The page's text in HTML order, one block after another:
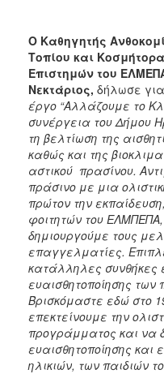
Ο Καθηγητής
Τοπίου και
Επιστημών του
Νεκτάριος, δήλωσε
έργο “Αλλάζουμε το
συνέργεια του Δήμου
τη βελτίωση της
καθώς και της
αστικού πρασίνου.
πράσινο με μια
πρώτον την
φοιτητών του
δημιουργούμε τους
επαγγελματίες.
κατάλληλες συνθήκες
ευαισθητοποίησης των
Βρισκόμαστε εδώ στο
επεκτείνουμε την
προγράμματος και να
ευαισθητοποίησης
ηλικιών, των παιδιών